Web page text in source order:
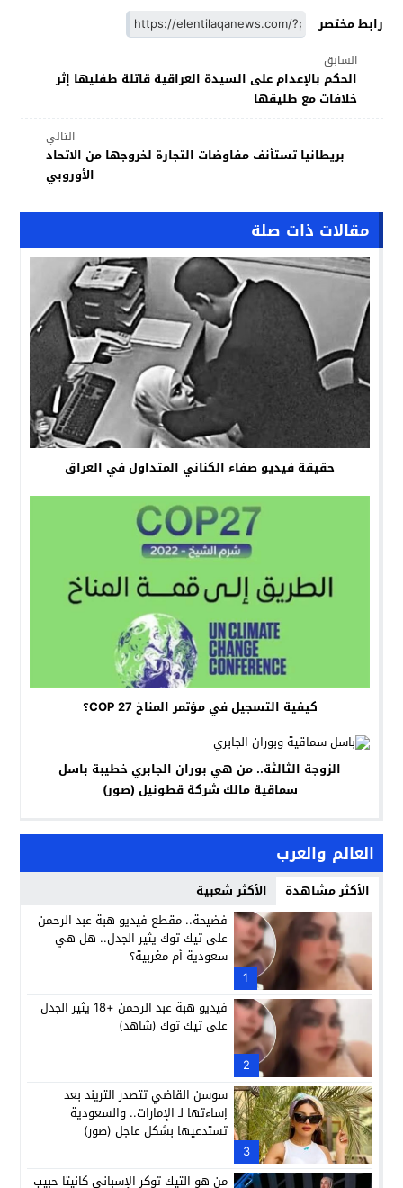
رابط مختصر
السابق
الحكم بالإعدام على السيدة العراقية قاتلة طفليها إثر
خلافات مع طليقها
التالي
بريطانيا تستأنف مفاوضات التجارة لخروجها من الاتحاد
الأوروبي
مقالات ذات صلة
حقيقة فيديو صفاء الكناني المتداول في العراق
كيفية التسجيل في مؤتمر المناخ COP 27؟
الزوجة الثالثة.. من هي بوران الجابري خطيبة باسل
سماقية مالك شركة قطونيل (صور)
العالم والعرب
الأكثر مشاهدة الأكثر شعبية
1
فضيحة.. مقطع فيديو هبة عبد الرحمن
على تيك توك يثير الجدل.. هل هي
سعودية أم مغربية؟
2
فيديو هبة عبد الرحمن +18 يثير الجدل
على تيك توك (شاهد)
3
سوسن القاضي تتصدر التريند بعد
إساءتها لـ الإمارات.. والسعودية
تستدعيها بشكل عاجل (صور)
من هو التيك توكر الإسباني كانيتا حبيب